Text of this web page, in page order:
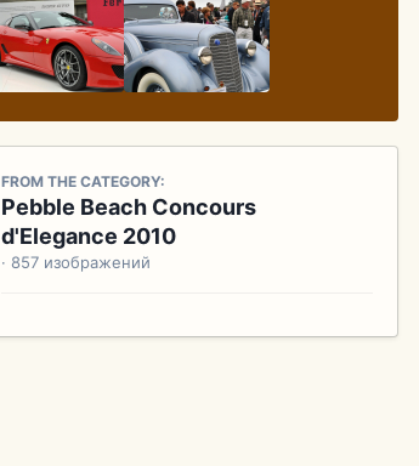
FROM THE CATEGORY:
Pebble Beach Concours
d'Elegance 2010
· 857 изображений